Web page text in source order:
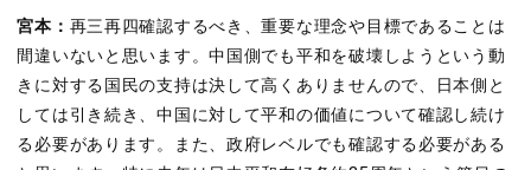
宮本： 再三再四確認するべき、重要な理念や目標であることは
間違いないと思います。中国側でも平和を破壊しようという動
きに対する国民の支持は決して高くありませんので、日本側と
しては引き続き、中国に対して平和の価値について確認し続け
る必要があります。また、政府レベルでも確認する必要がある